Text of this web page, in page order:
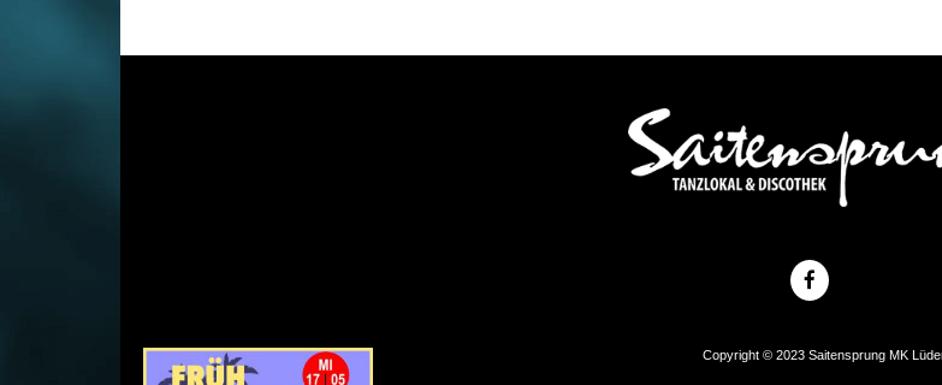
Copyright © 2023 Saitensprung MK